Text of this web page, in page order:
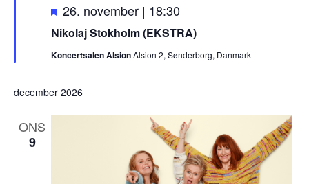
Nikolaj Stokholm (EKSTRA)
F
r
e
m
æ
26. november | 18:30
Koncertsalen AlsionAlsion 2, Sønderborg, Danmark
december 2026
ONS
9